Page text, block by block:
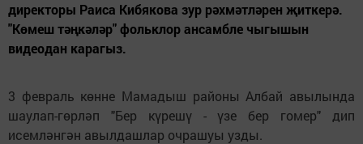
директоры Раиса Кибякова зур рәхмәтләрен җиткерә.
"Көмеш тәңкәләр" фольклор ансамбле чыгышын
видеодан карагыз.
3 февраль көнне Мамадыш районы Албай авылында
шаулап-гөрләп "Бер күрешү - үзе бер гомер" дип
исемләнгән авылдашлар очрашуы узды.